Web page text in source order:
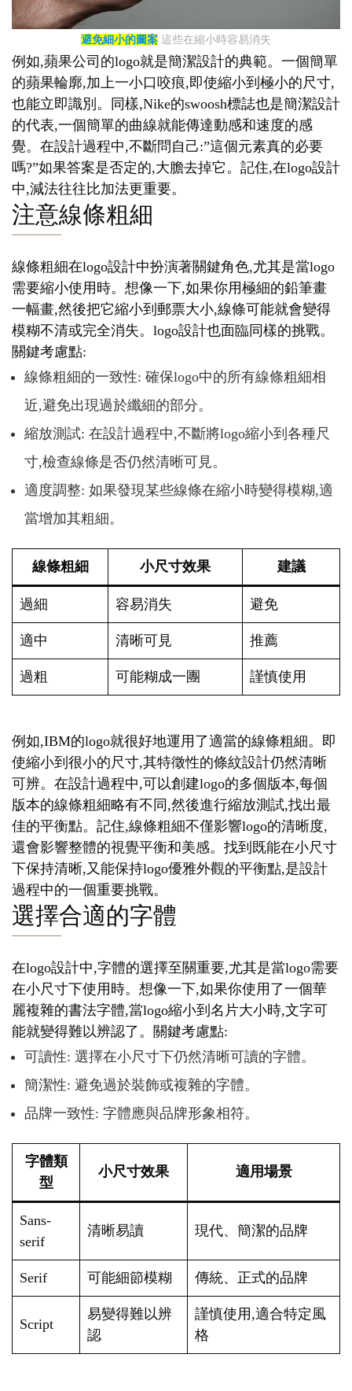
避免細小的圖案 這些在縮小時容易消失
例如,蘋果公司的logo就是簡潔設計的典範。一個簡單
的蘋果輪廓,加上一小口咬痕,即使縮小到極小的尺寸,
也能立即識別。同樣,Nike的swoosh標誌也是簡潔設計
的代表,一個簡單的曲線就能傳達動感和速度的感
覺。在設計過程中,不斷問自己:”這個元素真的必要
嗎?”如果答案是否定的,大膽去掉它。記住,在logo設計
中,減法往往比加法更重要。
注意線條粗細
線條粗細在logo設計中扮演著關鍵角色,尤其是當logo
需要縮小使用時。想像一下,如果你用極細的鉛筆畫
一幅畫,然後把它縮小到郵票大小,線條可能就會變得
模糊不清或完全消失。logo設計也面臨同樣的挑戰。
關鍵考慮點:
線條粗細的一致性: 確保logo中的所有線條粗細相
近,避免出現過於纖細的部分。
縮放測試: 在設計過程中,不斷將logo縮小到各種尺
寸,檢查線條是否仍然清晰可見。
適度調整: 如果發現某些線條在縮小時變得模糊,適
當增加其粗細。
線條粗細 小尺寸效果 建議
過細 容易消失 避免
適中 清晰可見 推薦
過粗 可能糊成一團 謹慎使用
例如,IBM的logo就很好地運用了適當的線條粗細。即
使縮小到很小的尺寸,其特徵性的條紋設計仍然清晰
可辨。在設計過程中,可以創建logo的多個版本,每個
版本的線條粗細略有不同,然後進行縮放測試,找出最
佳的平衡點。記住,線條粗細不僅影響logo的清晰度,
還會影響整體的視覺平衡和美感。找到既能在小尺寸
下保持清晰,又能保持logo優雅外觀的平衡點,是設計
過程中的一個重要挑戰。
選擇合適的字體
在logo設計中,字體的選擇至關重要,尤其是當logo需要
在小尺寸下使用時。想像一下,如果你使用了一個華
麗複雜的書法字體,當logo縮小到名片大小時,文字可
能就變得難以辨認了。關鍵考慮點:
可讀性: 選擇在小尺寸下仍然清晰可讀的字體。
簡潔性: 避免過於裝飾或複雜的字體。
品牌一致性: 字體應與品牌形象相符。
字體類
型
小尺寸效果 適用場景
Sans-
serif
清晰易讀 現代、簡潔的品牌
Serif 可能細節模糊 傳統、正式的品牌
Script
易變得難以辨
認
謹慎使用,適合特定風
格